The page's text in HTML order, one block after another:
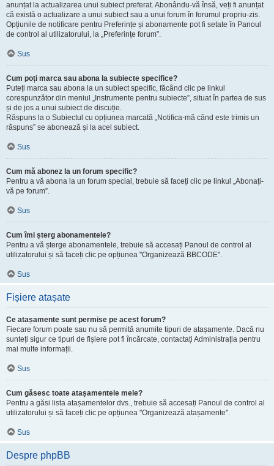
anunțat la actualizarea unui subiect preferat. Abonându-vă însă, veți fi anunțat
că există o actualizare a unui subiect sau a unui forum în forumul propriu-zis.
Opțiunile de notificare pentru Preferințe și abonamente pot fi setate în Panoul
de control al utilizatorului, la „Preferințe forum”.
Sus
Cum poți marca sau abona la subiecte specifice?
Puteți marca sau abona la un subiect specific, făcând clic pe linkul
corespunzător din meniul „Instrumente pentru subiecte”, situat în partea de sus
și de jos a unui subiect de discuție.
Răspuns la o Subiectul cu opțiunea marcată „Notifica-mă când este trimis un
răspuns” se abonează și la acel subiect.
Sus
Cum mă abonez la un forum specific?
Pentru a vă abona la un forum special, trebuie să faceți clic pe linkul „Abonați-
vă pe forum”.
Sus
Cum îmi șterg abonamentele?
Pentru a vă șterge abonamentele, trebuie să accesați Panoul de control al
utilizatorului și să faceți clic pe opțiunea "Organizează BBCODE".
Sus
Fișiere atașate
Ce atașamente sunt permise pe acest forum?
Fiecare forum poate sau nu să permită anumite tipuri de atașamente. Dacă nu
sunteți sigur ce tipuri de fișiere pot fi încărcate, contactați Administrația pentru
mai multe informații.
Sus
Cum găsesc toate atașamentele mele?
Pentru a găsi lista atașamentelor dvs., trebuie să accesați Panoul de control al
utilizatorului și să faceți clic pe opțiunea "Organizează atașamente".
Sus
Despre phpBB